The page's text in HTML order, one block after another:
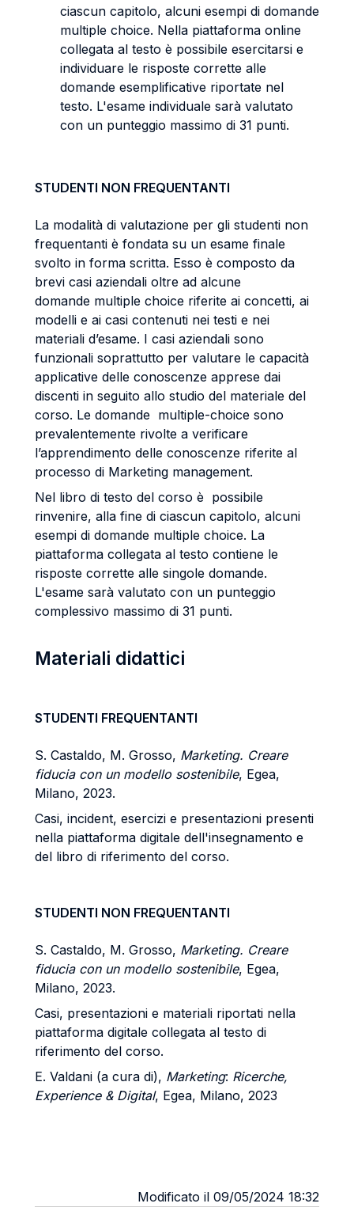
ciascun capitolo, alcuni esempi di domande
multiple choice. Nella piattaforma online
collegata al testo è possibile esercitarsi e
individuare le risposte corrette alle
domande esemplificative riportate nel
testo. L'esame individuale sarà valutato
con un punteggio massimo di 31 punti.
STUDENTI NON FREQUENTANTI
La modalità di valutazione per gli studenti non
frequentanti è fondata su un esame finale
svolto in forma scritta. Esso è composto da
brevi casi aziendali oltre ad alcune
domande multiple choice riferite ai concetti, ai
modelli e ai casi contenuti nei testi e nei
materiali d’esame. I casi aziendali sono
funzionali soprattutto per valutare le capacità
applicative delle conoscenze apprese dai
discenti in seguito allo studio del materiale del
corso. Le domande multiple-choice sono
prevalentemente rivolte a verificare
l’apprendimento delle conoscenze riferite al
processo di Marketing management.
Nel libro di testo del corso è possibile
rinvenire, alla fine di ciascun capitolo, alcuni
esempi di domande multiple choice. La
piattaforma collegata al testo contiene le
risposte corrette alle singole domande.
L'esame sarà valutato con un punteggio
complessivo massimo di 31 punti.
Materiali didattici
STUDENTI FREQUENTANTI
S. Castaldo, M. Grosso, Marketing. Creare
fiducia con un modello sostenibile, Egea,
Milano, 2023.
Casi, incident, esercizi e presentazioni presenti
nella piattaforma digitale dell'insegnamento e
del libro di riferimento del corso.
STUDENTI NON FREQUENTANTI
S. Castaldo, M. Grosso, Marketing. Creare
fiducia con un modello sostenibile, Egea,
Milano, 2023.
Casi, presentazioni e materiali riportati nella
piattaforma digitale collegata al testo di
riferimento del corso.
E. Valdani (a cura di), Marketing: Ricerche,
Experience & Digital, Egea, Milano, 2023
Modificato il 09/05/2024 18:32